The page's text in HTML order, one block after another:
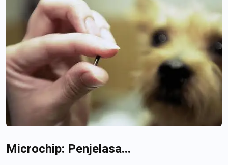
Microchip: Penjelasa...